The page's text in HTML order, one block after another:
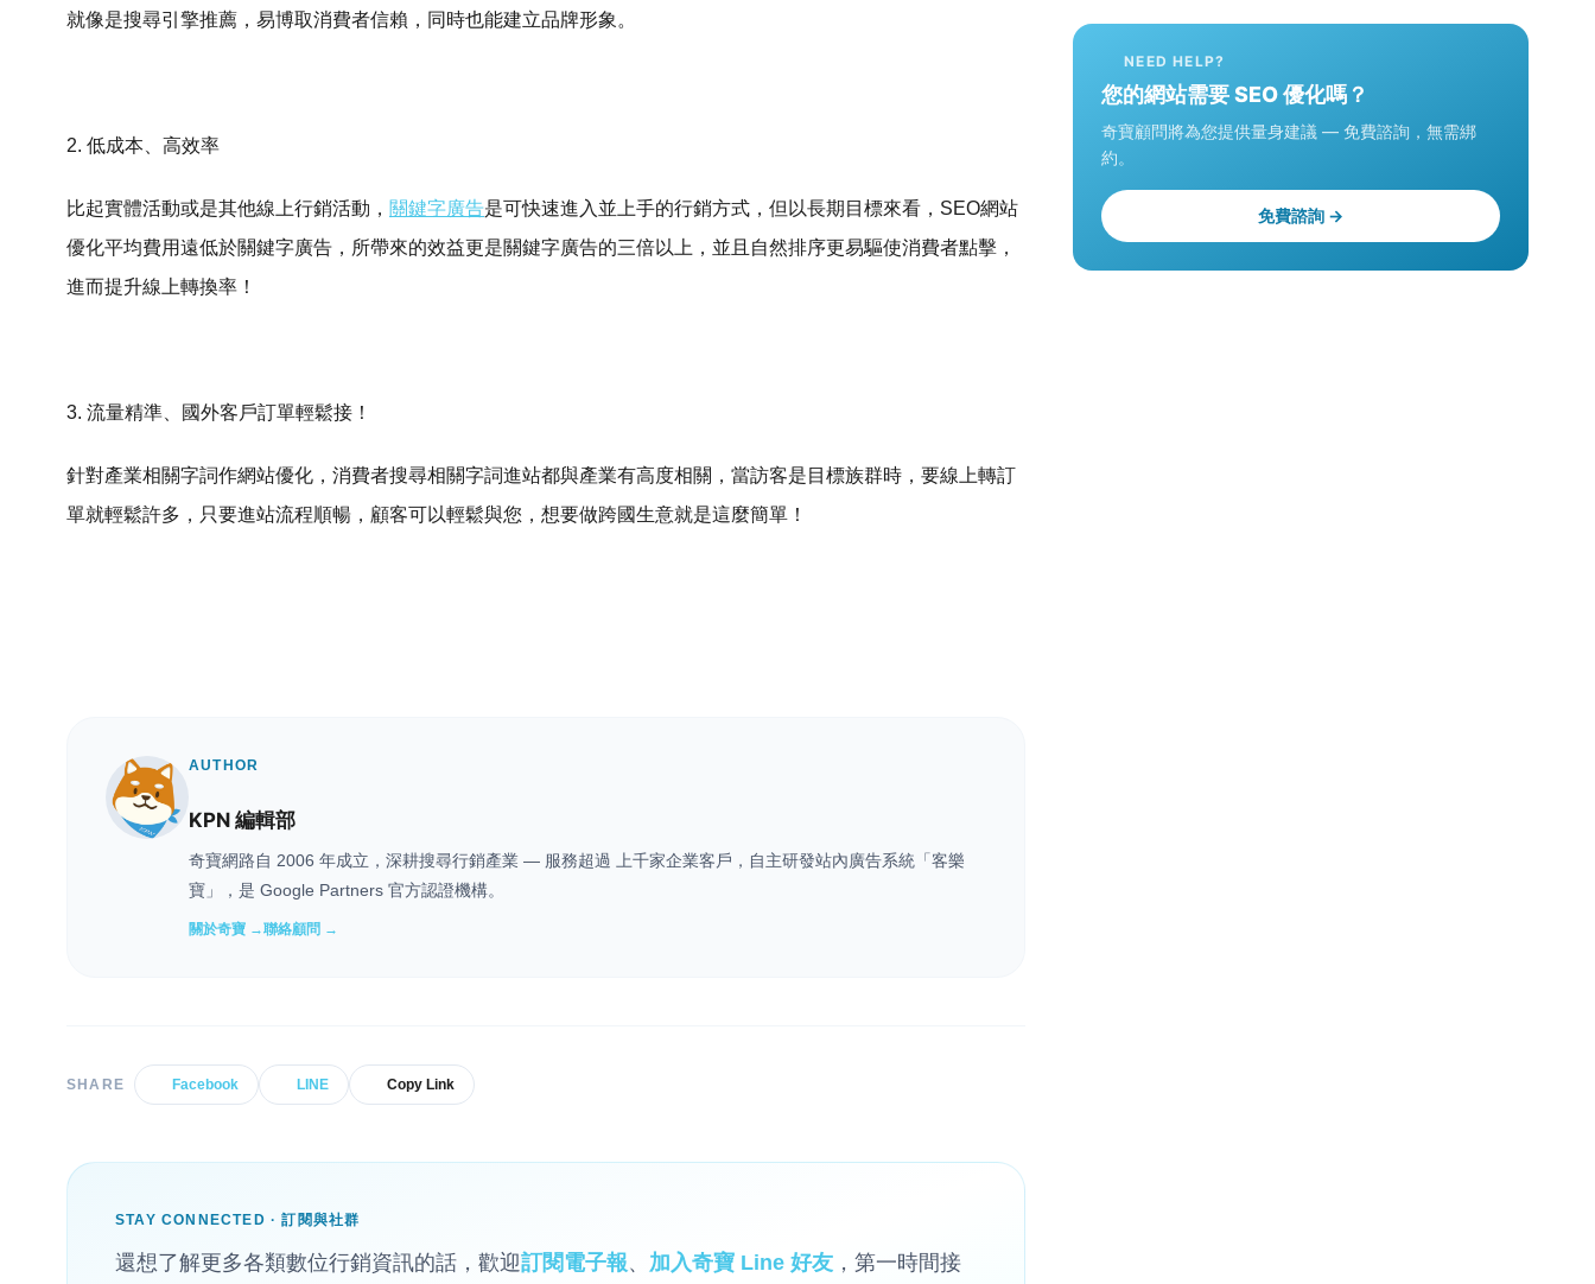
就像是搜尋引擎推薦，易博取消費者信賴，同時也能建立品牌形象。
2. 低成本、高效率
比起實體活動或是其他線上行銷活動， 關鍵字廣告是可快速進入並上手的行銷方式，但以長期目標來看，SEO網站
優化平均費用遠低於關鍵字廣告，所帶來的效益更是關鍵字廣告的三倍以上，並且自然排序更易驅使消費者點擊，
進而提升線上轉換率！
3. 流量精準、國外客戶訂單輕鬆接！
針對產業相關字詞作網站優化，消費者搜尋相關字詞進站都與產業有高度相關，當訪客是目標族群時，要線上轉訂
單就輕鬆許多，只要進站流程順暢，顧客可以輕鬆與您，想要做跨國生意就是這麼簡單！
AUTHOR
KPN 編輯部
奇寶網路自 2006 年成立，深耕搜尋行銷產業 — 服務超過 上千家企業客戶，自主研發站內廣告系統「客樂
寶」，是 Google Partners 官方認證機構。
關於奇寶 →聯絡顧問 →
SHARE Facebook LINE Copy Link
STAY CONNECTED · 訂閱與社群
還想了解更多各類數位行銷資訊的話，歡迎訂閱電子報、 加入奇寶 Line 好友 ，第一時間接
NEED HELP?
您的網站需要 SEO 優化嗎？
奇寶顧問將為您提供量身建議 — 免費諮詢，無需綁
約。
免費諮詢 →